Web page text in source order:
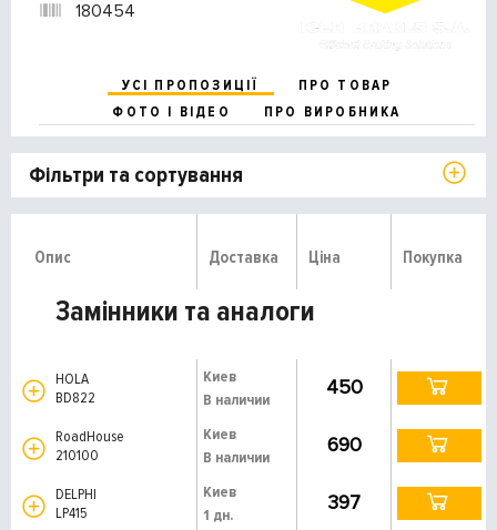
180454
УСІ ПРОПОЗИЦІЇ
ПРО ТОВАР
ФОТО І ВІДЕО
ПРО ВИРОБНИКА
Фільтри та сортування
Опис Доставка Ціна Покупка
Замінники та аналоги
HOLA
BD822
Киев
В наличии
450
RoadHouse
210100
Киев
В наличии
690
DELPHI
LP415
Киев
1 дн.
397